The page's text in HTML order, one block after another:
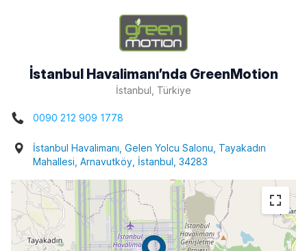
İstanbul Havalimanı’nda GreenMotion
İstanbul, Türkiye
0090 212 909 1778
İstanbul Havalimanı, Gelen Yolcu Salonu, Tayakadın
Mahallesi, Arnavutköy, İstanbul, 34283